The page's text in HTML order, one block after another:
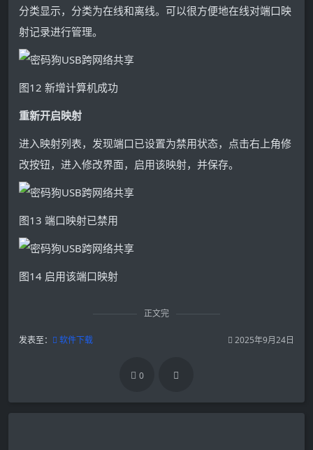
分类显示，分类为在线和离线。可以很方便地在线对端口映
射记录进行管理。
图12 新增计算机成功
重新开启映射
进入映射列表，发现端口已设置为禁用状态，点击右上角修
改按钮，进入修改界面，启用该映射，并保存。
图13 端口映射已禁用
图14 启用该端口映射
正文完
发表至： 软件下载 2025年9月24日
0